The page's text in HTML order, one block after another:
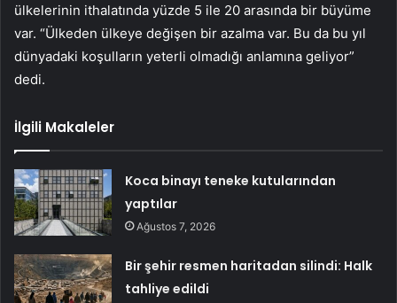
ülkelerinin ithalatında yüzde 5 ile 20 arasında bir büyüme
var. “Ülkeden ülkeye değişen bir azalma var. Bu da bu yıl
dünyadaki koşulların yeterli olmadığı anlamına geliyor”
dedi.
İlgili Makaleler
Koca binayı teneke kutularından
yaptılar
Ağustos 7, 2026
Bir şehir resmen haritadan silindi: Halk
tahliye edildi